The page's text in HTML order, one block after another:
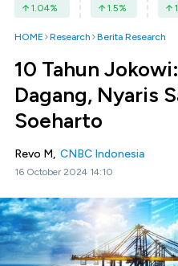
1.04% 1.5%
HOME Research Berita Research
10 Tahun
Dagang, Nyaris
Soeharto
Revo M, CNBC Indonesia
16 October 2024 14:10